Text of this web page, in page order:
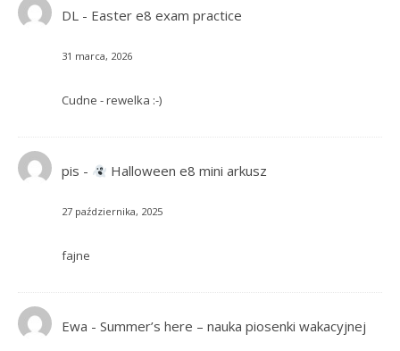
DL- Easter e8 exam practice
31 marca, 2026
Cudne - rewelka :-)
pis - Halloween e8 mini arkusz
27 października, 2025
fajne
Ewa - Summer’s here – nauka piosenki wakacyjnej